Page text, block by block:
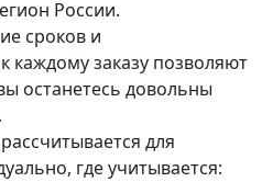
России.
сроков и
каждому заказу позволяют
останетесь довольны
для
где учитывается: